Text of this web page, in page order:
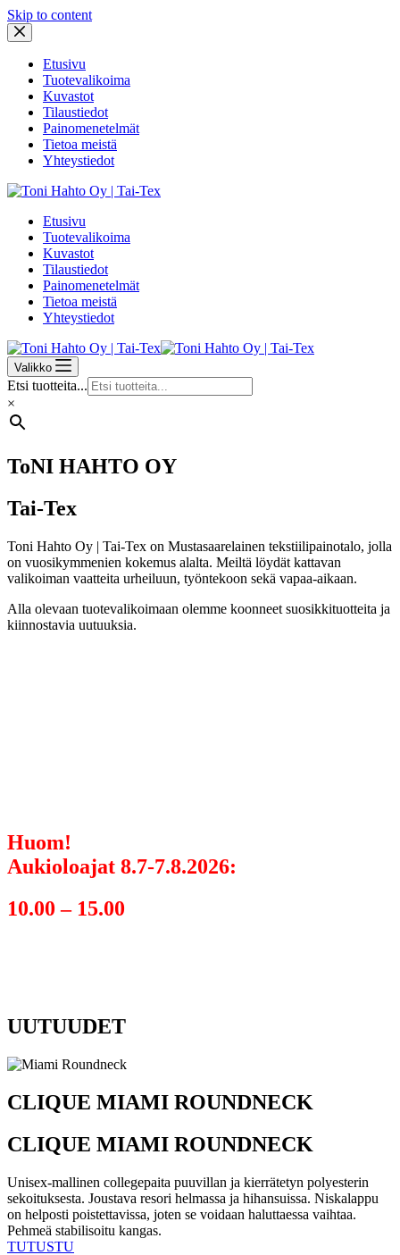
Skip to content
Etusivu
Tuotevalikoima
Kuvastot
Tilaustiedot
Painomenetelmät
Tietoa meistä
Yhteystiedot
Etusivu
Tuotevalikoima
Kuvastot
Tilaustiedot
Painomenetelmät
Tietoa meistä
Yhteystiedot
Valikko
Etsi tuotteita...
×
ToNI HAHTO OY
Tai-Tex
Toni Hahto Oy | Tai-Tex on Mustasaarelainen tekstiilipainotalo, jolla
on vuosikymmenien kokemus alalta. Meiltä löydät kattavan
valikoiman vaatteita urheiluun, työntekoon sekä vapaa-aikaan.
Alla olevaan tuotevalikoimaan olemme koonneet suosikkituotteita ja
kiinnostavia uutuuksia.
Huom!
Aukioloajat 8.7-7.8.2026:
10.00 – 15.00
UUTUUDET
CLIQUE MIAMI ROUNDNECK
CLIQUE MIAMI ROUNDNECK
Unisex-mallinen collegepaita puuvillan ja kierrätetyn polyesterin
sekoituksesta. Joustava resori helmassa ja hihansuissa. Niskalappu
on helposti poistettavissa, joten se voidaan haluttaessa vaihtaa.
Pehmeä stabilisoitu kangas.
TUTUSTU